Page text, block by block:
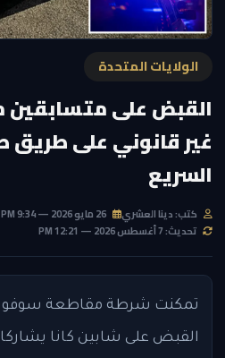
الولايات المتحدة
القبض على
غير قانوني على طريق
السريع
كتب: دينا العشري
تحديث: 7 أغسطس 2026 — 12:21 PM
تمكنت شرطة مقاطعة
القبض على شابين كانا